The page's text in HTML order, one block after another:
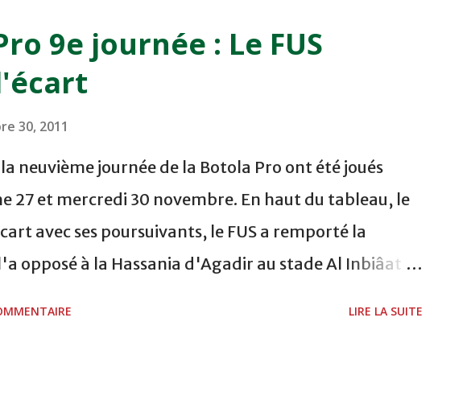
DE FES - FES WAC - MAS Reporté pour cause de
de la CAF COMPLEXE SPORTIF MOHAMMED
9e journée : Le FUS
30, 2011
neuvième journée de la Botola Pro ont été joués
27 et mercredi 30 novembre. En haut du tableau, le
avec ses poursuivants, le FUS a remporté la
opposé à la Hassania d'Agadir au stade Al Inbiâat
LIRE LA SUITE